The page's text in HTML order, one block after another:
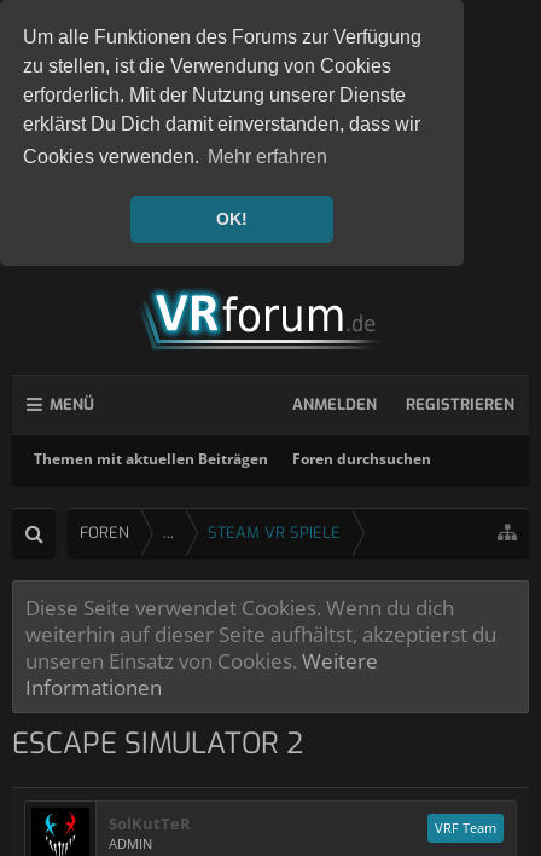
Um alle Funktionen des Forums zur Verfügung
zu stellen, ist die Verwendung von Cookies
erforderlich. Mit der Nutzung unserer Dienste
erklärst Du Dich damit einverstanden, dass wir
Cookies verwenden. Mehr erfahren
OK!
MENÜ
Themen mit aktuellen Beiträgen Foren durchsuchen
ANMELDEN REGISTRIEREN
FOREN ... STEAM VR SPIELE
Diese Seite verwendet Cookies. Wenn du dich
weiterhin auf dieser Seite aufhältst, akzeptierst du
unseren Einsatz von Cookies. Weitere
Informationen
ESCAPE SIMULATOR 2
SolKutTeR
ADMIN
VRF Team